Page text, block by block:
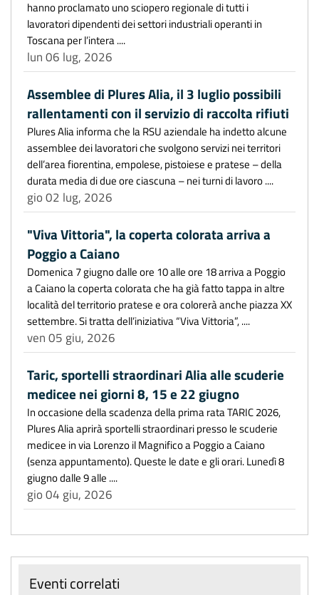
hanno proclamato uno sciopero regionale di tutti i
lavoratori dipendenti dei settori industriali operanti in
Toscana per l’intera ....
lun 06 lug, 2026
Assemblee di Plures Alia, il 3 luglio possibili
rallentamenti con il servizio di raccolta rifiuti
Plures Alia informa che la RSU aziendale ha indetto alcune
assemblee dei lavoratori che svolgono servizi nei territori
dell’area fiorentina, empolese, pistoiese e pratese – della
durata media di due ore ciascuna – nei turni di lavoro ....
gio 02 lug, 2026
"Viva Vittoria", la coperta colorata arriva a
Poggio a Caiano
Domenica 7 giugno dalle ore 10 alle ore 18 arriva a Poggio
a Caiano la coperta colorata che ha già fatto tappa in altre
località del territorio pratese e ora colorerà anche piazza XX
settembre. Si tratta dell’iniziativa “Viva Vittoria”, ....
ven 05 giu, 2026
Taric, sportelli straordinari Alia alle scuderie
medicee nei giorni 8, 15 e 22 giugno
In occasione della scadenza della prima rata TARIC 2026,
Plures Alia aprirà sportelli straordinari presso le scuderie
medicee in via Lorenzo il Magnifico a Poggio a Caiano
(senza appuntamento). Queste le date e gli orari. Lunedì 8
giugno dalle 9 alle ....
gio 04 giu, 2026
Eventi correlati